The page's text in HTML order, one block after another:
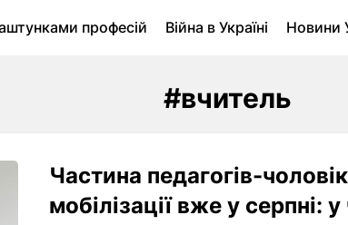
професій Війна в Україні Новини
#вчитель
Частина педагогів-
мобілізації вже у серпні: